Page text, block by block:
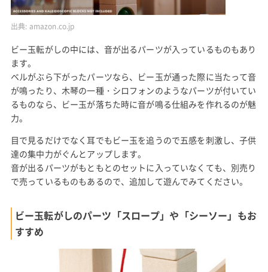
出典: amazon.co.jp
ビー玉転がしの中には、音が出るパーツが入っているものもあり
ます。
ベルがぶら下がったパーツなら、ビー玉が通った際に当たって音
が鳴ったり、木琴の一種・シロフォンのようなパーツが付いてい
るものなら、ビー玉が落ちた時に音が鳴る仕組みを作れるのが魅
力。
目で見るだけでなく耳でもビー玉を追うので五感を刺激し、子供
達の集中力がぐんとアップします。
音が出るパーツがもともとのセットに入っていなくても、別売り
で売っているものもあるので、追加して遊んでみてください。
ビー玉転がしのパーツ「スロープ」や「シーソー」もお
すすめ